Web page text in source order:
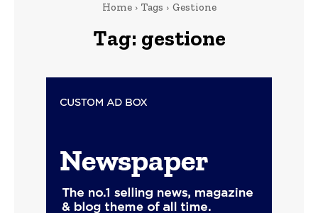
Home Tags Gestione
Tag: gestione